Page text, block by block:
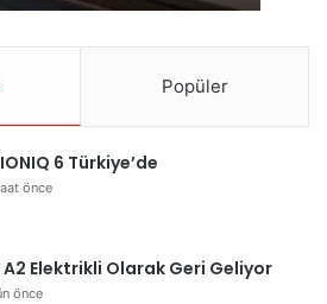
Popüler
6 Türkiye’de
önce
Elektrikli Olarak Geri Geliyor
önce